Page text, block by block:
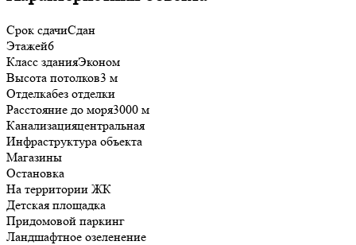
Срок сдачиСдан
Этажей6
Класс зданияЭконом
Высота потолков3 м
Отделкабез отделки
Расстояние до моря3000 м
Канализацияцентральная
Инфраструктура объекта
Магазины
Остановка
На территории ЖК
Детская площадка
Придомовой паркинг
Ландшафтное озеленение